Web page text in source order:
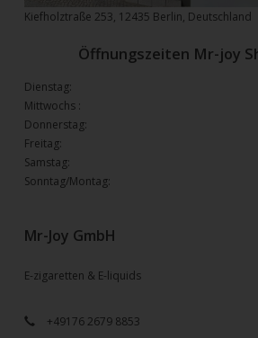
Mr-Joy GmbH
E-zigaretten & E-liquids
+49176 2679 8853
Kiefholztraße 253, 12435 Berlin, Deutschland
Öffnungszeiten Mr-joy
Dienstag:
Mittwochs :
Donnerstag:
Freitag:
Samstag:
Sonntag/Montag: